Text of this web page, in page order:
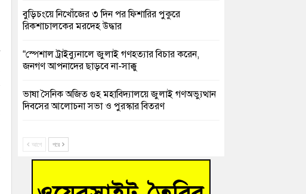
বুড়িচংয়ে নিখোঁজের ৩ দিন পর ফিশারির পুকুরে
রিকশাচালকের মরদেহ উদ্ধার
“স্পেশাল ট্রাইব্যুনালে জুলাই গণহত্যার বিচার করেন,
জনগণ আপনাদের ছাড়বে না-সাক্কু
ভাষা সৈনিক অজিত গুহ মহাবিদ্যালয়ে জুলাই গণঅভ্যুত্থান
দিবসের আলোচনা সভা ও পুরস্কার বিতরণ
‘হাসিনাকে ফেরাতে তৎপরতা’ কুবিতে ১১ শিক্ষককে ঘিরে
ফ্যাক্ট-ফাইন্ডিং কমিটি গঠন
আগে পরে